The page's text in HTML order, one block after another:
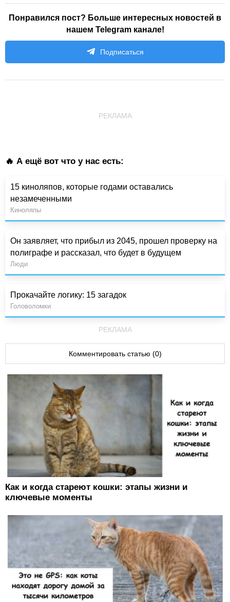
Понравился пост? Больше интересных новостей в
нашем Telegram канале!
Подписаться
РЕКЛАМА
🔥 А ещё вот что у нас есть:
15 киноляпов, которые годами оставались
незамеченными
Киноляпы
Он заявляет, что прибыл из 2045, прошел проверку на
полиграфе и рассказал, что будет в будущем
Люди
Прокачайте логику: 15 загадок
Головоломки
РЕКЛАМА
Комментировать статью (0)
Как и когда стареют кошки: этапы жизни и
ключевые моменты